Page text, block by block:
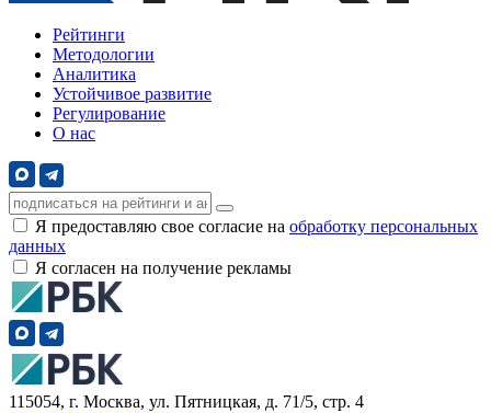
Рейтинги
Методологии
Аналитика
Устойчивое развитие
Регулирование
О нас
Я предоставляю свое согласие на обработку персональных
данных
Я согласен на получение рекламы
115054, г. Москва, ул. Пятницкая, д. 71/5, стр. 4